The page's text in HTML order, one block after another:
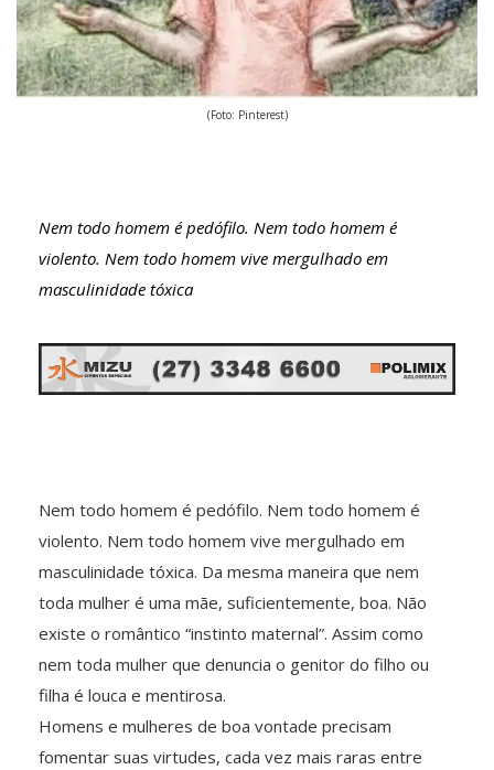
(Foto: Pinterest)
Nem todo homem é pedófilo. Nem todo homem é
violento. Nem todo homem vive mergulhado em
masculinidade tóxica
Nem todo homem é pedófilo. Nem todo homem é
violento. Nem todo homem vive mergulhado em
masculinidade tóxica. Da mesma maneira que nem
toda mulher é uma mãe, suficientemente, boa. Não
existe o romântico “instinto maternal”. Assim como
nem toda mulher que denuncia o genitor do filho ou
filha é louca e mentirosa.
Homens e mulheres de boa vontade precisam
fomentar suas virtudes, cada vez mais raras entre